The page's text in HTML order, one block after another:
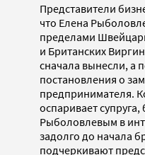
Представители
что Елена
пределами
и Британских
сначала вынесли, а
постановления о
предпринимателя.
оспаривает
Рыболовлевым в
задолго до начала
подчеркивают